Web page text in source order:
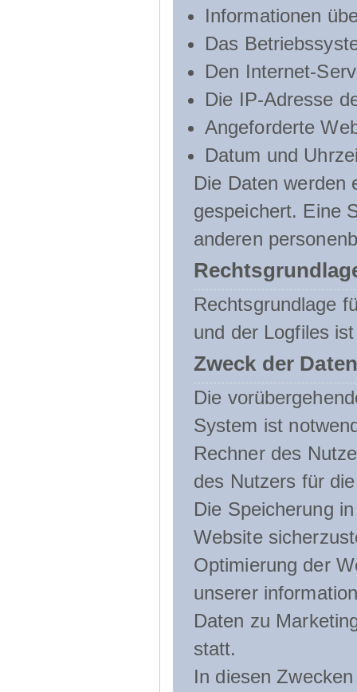
Informationen
Das
Den Internet-
Die IP-Adresse
Angeforderte
Datum und
Die Daten werden
gespeichert. Eine
anderen
Rechtsgrundlage
und der Logfiles
Zweck der
Die
System ist
Rechner des
des Nutzers für
Die Speicherung
Website
Optimierung der
unserer
Daten zu
statt.
In diesen